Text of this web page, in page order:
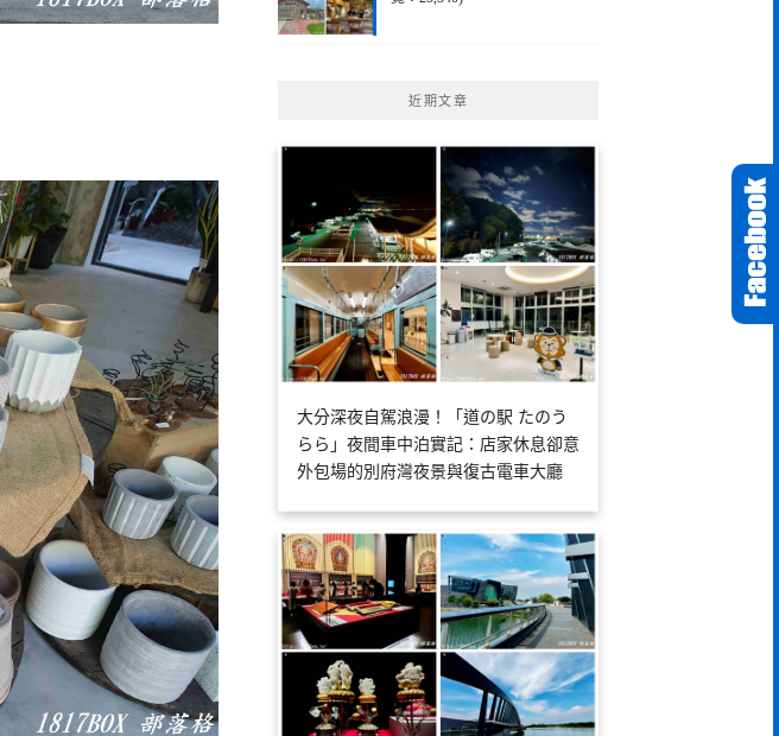
近期文章
大分深夜自駕浪漫！「道の駅 たのう
らら」夜間車中泊實記：店家休息卻意
外包場的別府灣夜景與復古電車大廳